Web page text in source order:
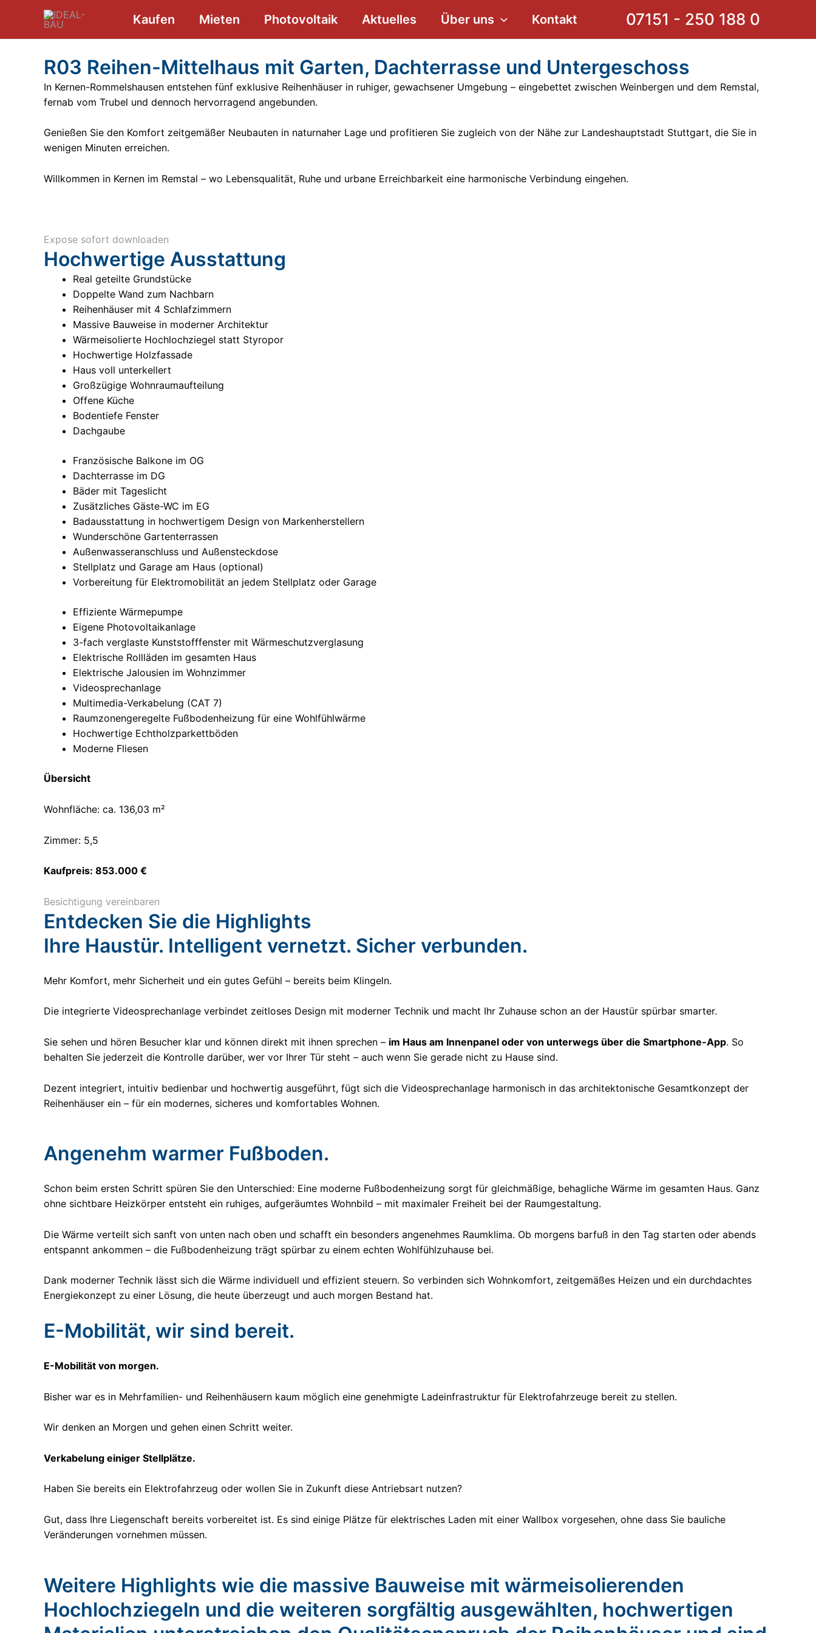
springen
Kaufen Mieten Photovoltaik Aktuelles Über uns Kontakt 07151 - 250 188 0
R03 Reihen-Mittelhaus mit Garten, Dachterrasse und Untergeschoss
In Kernen-Rommelshausen entstehen fünf exklusive Reihenhäuser in ruhiger, gewachsener Umgebung – eingebettet zwischen Weinbergen und dem Remstal,
fernab vom Trubel und dennoch hervorragend angebunden.
Genießen Sie den Komfort zeitgemäßer Neubauten in naturnaher Lage und profitieren Sie zugleich von der Nähe zur Landeshauptstadt Stuttgart, die Sie in
wenigen Minuten erreichen.
Willkommen in Kernen im Remstal – wo Lebensqualität, Ruhe und urbane Erreichbarkeit eine harmonische Verbindung eingehen.
Expose sofort downloaden
Hochwertige Ausstattung
Real geteilte Grundstücke
Doppelte Wand zum Nachbarn
Reihenhäuser mit 4 Schlafzimmern
Massive Bauweise in moderner Architektur
Wärmeisolierte Hochlochziegel statt Styropor
Hochwertige Holzfassade
Haus voll unterkellert
Großzügige Wohnraumaufteilung
Offene Küche
Bodentiefe Fenster
Dachgaube
Französische Balkone im OG
Dachterrasse im DG
Bäder mit Tageslicht
Zusätzliches Gäste-WC im EG
Badausstattung in hochwertigem Design von Markenherstellern
Wunderschöne Gartenterrassen
Außenwasseranschluss und Außensteckdose
Stellplatz und Garage am Haus (optional)
Vorbereitung für Elektromobilität an jedem Stellplatz oder Garage
Effiziente Wärmepumpe
Eigene Photovoltaikanlage
3-fach verglaste Kunststofffenster mit Wärmeschutzverglasung
Elektrische Rollläden im gesamten Haus
Elektrische Jalousien im Wohnzimmer
Videosprechanlage
Multimedia-Verkabelung (CAT 7)
Raumzonengeregelte Fußbodenheizung für eine Wohlfühlwärme
Hochwertige Echtholzparkettböden
Moderne Fliesen
Übersicht
Wohnfläche: ca. 136,03 m²
Zimmer: 5,5
Kaufpreis: 853.000 €
Besichtigung vereinbaren
Entdecken Sie die Highlights
Ihre Haustür. Intelligent vernetzt. Sicher verbunden.
Mehr Komfort, mehr Sicherheit und ein gutes Gefühl – bereits beim Klingeln.
Die integrierte Videosprechanlage verbindet zeitloses Design mit moderner Technik und macht Ihr Zuhause schon an der Haustür spürbar smarter.
Sie sehen und hören Besucher klar und können direkt mit ihnen sprechen – im Haus am Innenpanel oder von unterwegs über die Smartphone-App. So
behalten Sie jederzeit die Kontrolle darüber, wer vor Ihrer Tür steht – auch wenn Sie gerade nicht zu Hause sind.
Dezent integriert, intuitiv bedienbar und hochwertig ausgeführt, fügt sich die Videosprechanlage harmonisch in das architektonische Gesamtkonzept der
Reihenhäuser ein – für ein modernes, sicheres und komfortables Wohnen.
Angenehm warmer Fußboden.
Schon beim ersten Schritt spüren Sie den Unterschied: Eine moderne Fußbodenheizung sorgt für gleichmäßige, behagliche Wärme im gesamten Haus. Ganz
ohne sichtbare Heizkörper entsteht ein ruhiges, aufgeräumtes Wohnbild – mit maximaler Freiheit bei der Raumgestaltung.
Die Wärme verteilt sich sanft von unten nach oben und schafft ein besonders angenehmes Raumklima. Ob morgens barfuß in den Tag starten oder abends
entspannt ankommen – die Fußbodenheizung trägt spürbar zu einem echten Wohlfühlzuhause bei.
Dank moderner Technik lässt sich die Wärme individuell und effizient steuern. So verbinden sich Wohnkomfort, zeitgemäßes Heizen und ein durchdachtes
Energiekonzept zu einer Lösung, die heute überzeugt und auch morgen Bestand hat.
E-Mobilität, wir sind bereit.
E-Mobilität von morgen.
Bisher war es in Mehrfamilien- und Reihenhäusern kaum möglich eine genehmigte Ladeinfrastruktur für Elektrofahrzeuge bereit zu stellen.
Wir denken an Morgen und gehen einen Schritt weiter.
Verkabelung einiger Stellplätze.
Haben Sie bereits ein Elektrofahrzeug oder wollen Sie in Zukunft diese Antriebsart nutzen?
Gut, dass Ihre Liegenschaft bereits vorbereitet ist. Es sind einige Plätze für elektrisches Laden mit einer Wallbox vorgesehen, ohne dass Sie bauliche
Veränderungen vornehmen müssen.
Weitere Highlights wie die massive Bauweise mit wärmeisolierenden
Hochlochziegeln und die weiteren sorgfältig ausgewählten, hochwertigen